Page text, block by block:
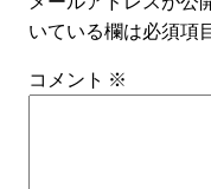
いている欄は必須項
コメント ※